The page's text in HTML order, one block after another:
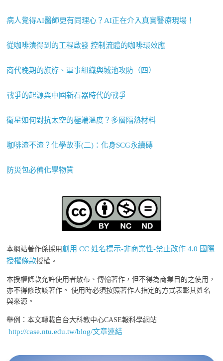
病人覺得AI醫師更有同理心？AI正在介入真實醫療現場！
從咖啡漬得到的工程啟發 控制流體的咖啡環效應
商代晚期的旗斿、軍事組織與城池攻防（四）
戰爭的起源與中國新石器時代的戰爭
衛星如何對抗太空的極端溫度？多層隔熱材料
咖啡渣不渣？化學故事(二)：化身SCG永續磚
防災包必備化學物質
本網站著作係採用創用 CC 姓名標示-非商業性-禁止改作 4.0 國際
授權條款授權。
本授權條款允許使用者散布、傳輸著作，但不得為商業目的之使用，
亦不得修改該著作。 使用時必須按照著作人指定的方式表彰其姓名
與來源。
舉例：本文轉載自台大科教中心CASE報科學網站
http://case.ntu.edu.tw/blog/文章連結